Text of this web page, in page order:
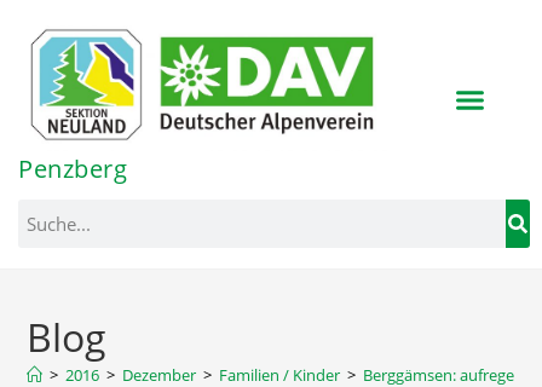
springen
Penzberg
Blog
> 2016 > Dezember > Familien / Kinder > Berggämsen: